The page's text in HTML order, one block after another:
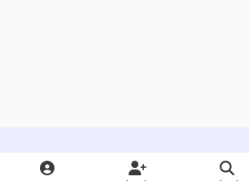
Light ModeDark ModeSystem Preference